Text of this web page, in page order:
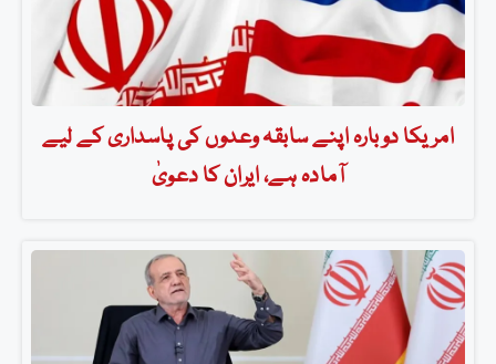
امریکا دوبارہ اپنے سابقہ وعدوں کی پاسداری کے لیے
آمادہ ہے، ایران کا دعویٰ